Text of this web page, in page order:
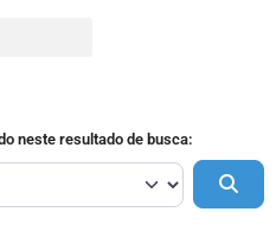
neste resultado de busca: